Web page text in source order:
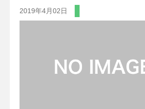
2019年4月02日